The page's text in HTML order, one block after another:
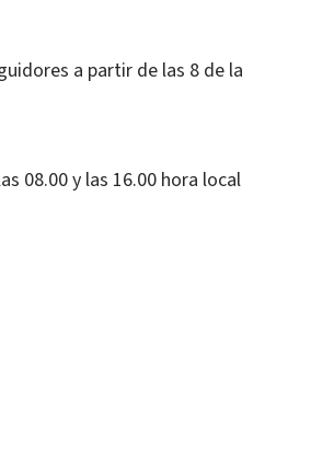
a partir de las 8 de la
08.00 y las 16.00 hora local